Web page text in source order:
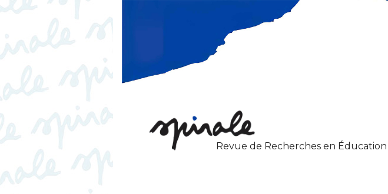
Revue de Recherches en Éducation